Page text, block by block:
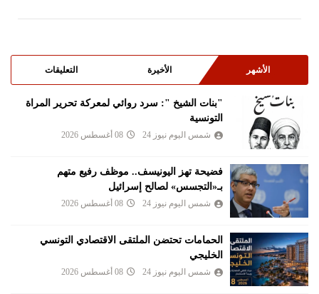
الأشهر الأخيرة التعليقات
"بنات الشيخ ": سرد روائي لمعركة تحرير المراة
التونسية
شمس اليوم نيوز 24 08 أغسطس 2026
فضيحة تهز اليونيسف.. موظف رفيع متهم
بـ«التجسس» لصالح إسرائيل
شمس اليوم نيوز 24 08 أغسطس 2026
الحمامات تحتضن الملتقى الاقتصادي التونسي
الخليجي
شمس اليوم نيوز 24 08 أغسطس 2026